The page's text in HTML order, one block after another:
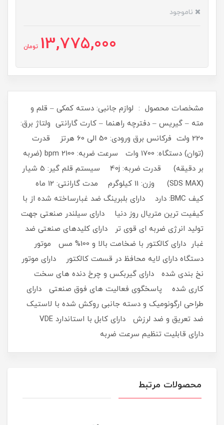
ناموجود
13,775,000 تومان
مشخصات محصول : لوازم جانبی: دسته کمکی – قلم و
مته – گیریس – دفترچه راهنما – کارت گارانتی ولتاژ برق:
220 ولت فرکانس برق ورودی: 50 الی 60 هرتز قدرت
(توان) دستگاه: 1700 وات سرعت ضربه: 2100 bpm (ضربه
بر دقیقه) قدرت ضربه: 40j سیستم قلم گیر: 5 شیار
(SDS MAX) وزن: 11 کیلوگرم مدت گارانتی: 12 ماه
کیف BMC: دارد دارای بلبرینگ ضد غبارساخته شده از با
کیفیت ترین متریال روز دنیا دارای سیلندر صنعتی جهت
تولید انرژی ضربه ای قوی تر دارای کلیدهای صنعتی ضد
غبار دارای کالکتور با ضخامت بالا و 100% مس موتور
دستگاه دارای لایه محافظ در قسمت کالکتور دارای موتور
نخ بندی شده دارای گیربکس و چرخ دنده های سخت
کاری شده پاسخگوی فعالیت های فوق صنعتی دارای
طراحی ارگونومیک و دسته جانبی روکش شده با لاستیک
دارای قابلیت تنظیم سرعت ضربه
محصولات مرتبط